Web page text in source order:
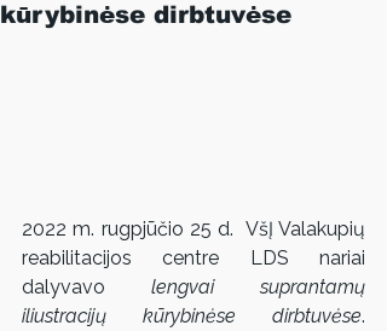
kūrybinėse dirbtuvėse
2022 m. rugpjūčio 25 d.  VšĮ Valakupių
reabilitacijos centre LDS nariai
dalyvavo lengvai suprantamų
iliustracijų kūrybinėse dirbtuvėse.